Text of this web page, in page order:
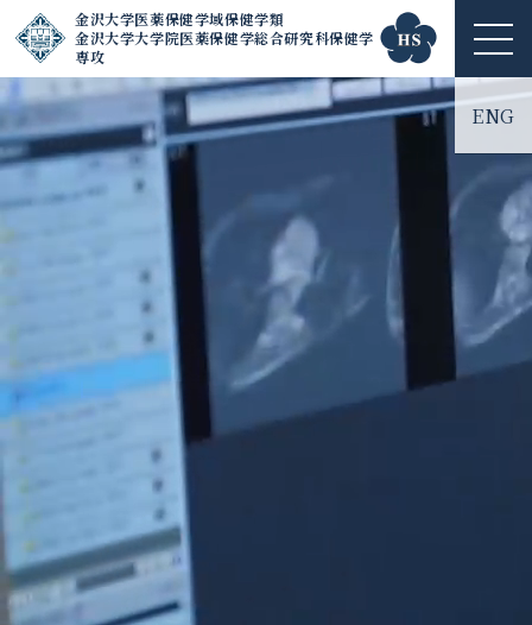
金沢大学医薬保健学域保健学類
金沢大学大学院医薬保健学総合研究科保健学
専攻
ME
NU
ENG